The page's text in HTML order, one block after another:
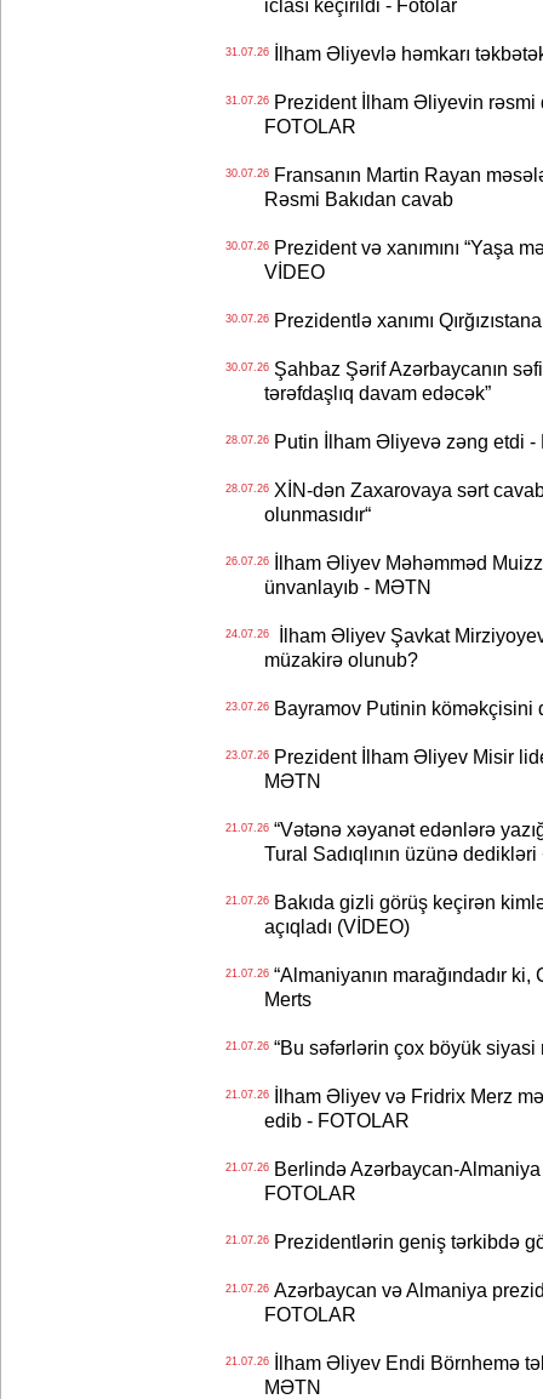
iclası keçirildi - Fotolar
31.07.26İlham Əliyevlə həmkarı
31.07.26Prezident İlham Əliyevin rəsmi
FOTOLAR
30.07.26Fransanın Martin Rayan
Rəsmi Bakıdan cavab
30.07.26Prezident və xanımını “Yaşa
VİDEO
30.07.26Prezidentlə xanımı
30.07.26Şahbaz Şərif Azərbaycanın
tərəfdaşlıq davam edəcək”
28.07.26Putin İlham Əliyevə zəng etdi -
28.07.26XİN-dən Zaxarovaya sərt
olunmasıdır“
26.07.26İlham Əliyev Məhəmməd
ünvanlayıb - MƏTN
24.07.26İlham Əliyev Şavkat
müzakirə olunub?
23.07.26Bayramov Putinin köməkçisini
23.07.26Prezident İlham Əliyev Misir
MƏTN
21.07.26“Vətənə xəyanət edənlərə
Tural Sadıqlının üzünə
21.07.26Bakıda gizli görüş keçirən
açıqladı (VİDEO)
21.07.26“Almaniyanın marağındadır
Merts
21.07.26“Bu səfərlərin çox böyük siyasi
21.07.26İlham Əliyev və Fridrix Merz
edib - FOTOLAR
21.07.26Berlində Azərbaycan-Almaniya
FOTOLAR
21.07.26Prezidentlərin geniş tərkibdə
21.07.26Azərbaycan və Almaniya
FOTOLAR
21.07.26İlham Əliyev Endi Börnhemə
MƏTN